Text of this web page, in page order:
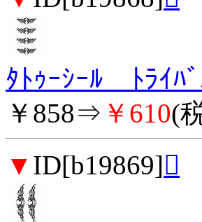
ﾀﾄｩｰｼｰﾙ ﾄﾗｲﾊ
￥858⇒ ￥610(
▼ ID[b19869]